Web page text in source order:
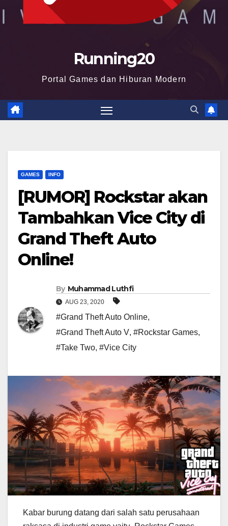
Running20
Portal Games dan Hiburan Modern
GAMES INFO
[RUMOR] Rockstar akan
Tambahkan Vice City di
Grand Theft Auto
Online!
By Muhammad Luthfi
AUG 23, 2020
#Grand Theft Auto Online,
#Grand Theft Auto V, #Rockstar Games,
#Take Two, #Vice City
Kabar burung datang dari salah satu perusahaan